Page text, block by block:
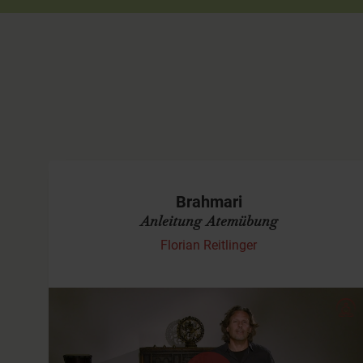
Brahmari
Anleitung Atemübung
Florian Reitlinger
Brahmari - Das Summen der Biene
Das Summen der Biene oder Brahmari ist eine